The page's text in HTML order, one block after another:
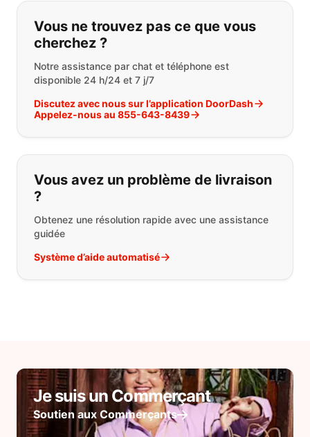
Si vous ne trouvez pas ce que vous
Vous ne trouvez pas ce que vous
cherchez ?
Notre assistance par chat et téléphone est
disponible 24 h/24 et 7 j/7
Discutez avec nous sur l’application DoorDash
Appelez-nous au 855-643-8439
Vous avez un problème de livraison
?
Obtenez une résolution rapide avec une assistance
guidée
Système d’aide automatisé
Je suis un Commerçant
Soutien aux Commerçants